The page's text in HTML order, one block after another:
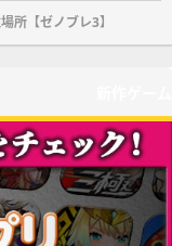
所【ゼノブレ3】